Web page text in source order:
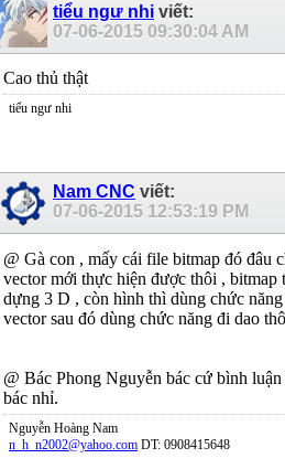
tiểu ngư nhi viết:
07-06-2015 09:30:04 AM
Cao thủ thật
tiểu ngư nhi
Nam CNC viết:
07-06-2015 12:53:19 PM
@ Gà con , mấy cái file bitmap đó đâu
vector mới thực hiện được thôi , bitmap
dựng 3 D , còn hình thì dùng chức
vector sau đó dùng chức năng đi dao
@ Bác Phong Nguyễn bác cứ bình
bác nhỉ.
Nguyễn Hoàng Nam
n_h_n2002@yahoo.com DT: 0908415648